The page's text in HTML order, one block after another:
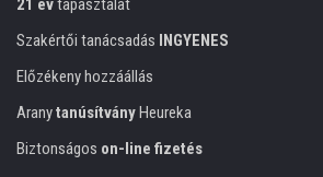
21 évtapasztalat
Szakértői tanácsadás INGYENES
Előzékeny hozzáállás
AranytanúsítványHeureka
Biztonságos on-line fizetés